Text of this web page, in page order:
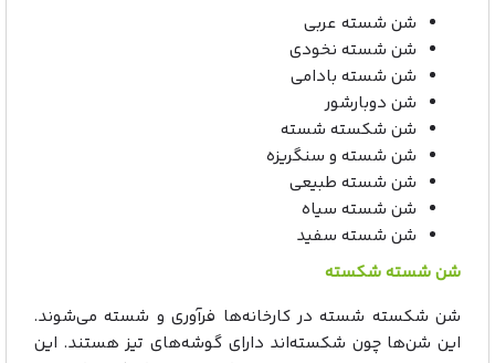
شن شسته عربی
شن شسته نخودی
شن شسته بادامی
شن دوبارشور
شن شکسته شسته
شن شسته و سنگریزه
شن شسته طبیعی
شن شسته سیاه
شن شسته سفید
شن شسته شکسته
شن شکسته شسته در کارخانه‌ها فرآوری و شسته می‌شوند.
این شن‌ها چون شکسته‌اند دارای گوشه‌های تیز هستند. این